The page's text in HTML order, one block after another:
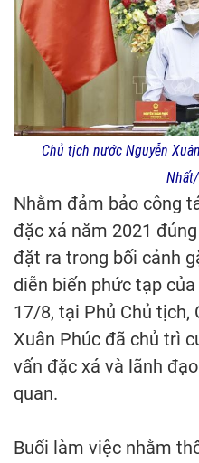
Chủ tịch nước Nguyễn
Nhằm đảm bảo công
đặc xá năm 2021
đặt ra trong bối cảnh
diễn biến phức tạp
17/8, tại Phủ Chủ tịch,
Xuân Phúc đã chủ trì
vấn đặc xá và lãnh
quan.
Buổi làm việc nhằm